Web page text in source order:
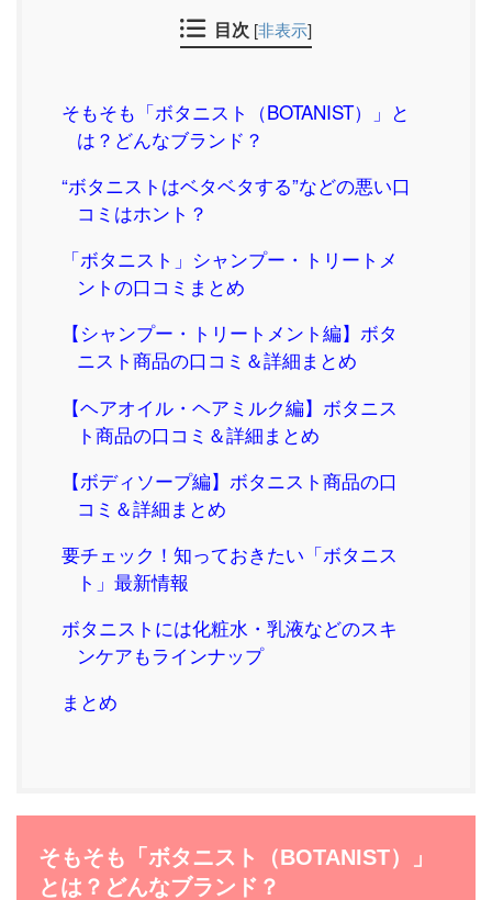
目次 [非表示]
そもそも「ボタニスト（BOTANIST）」と
は？どんなブランド？
“ボタニストはベタベタする”などの悪い口
コミはホント？
「ボタニスト」シャンプー・トリートメ
ントの口コミまとめ
【シャンプー・トリートメント編】ボタ
ニスト商品の口コミ＆詳細まとめ
【ヘアオイル・ヘアミルク編】ボタニス
ト商品の口コミ＆詳細まとめ
【ボディソープ編】ボタニスト商品の口
コミ＆詳細まとめ
要チェック！知っておきたい「ボタニス
ト」最新情報
ボタニストには化粧水・乳液などのスキ
ンケアもラインナップ
まとめ
そもそも「ボタニスト（BOTANIST）」
とは？どんなブランド？